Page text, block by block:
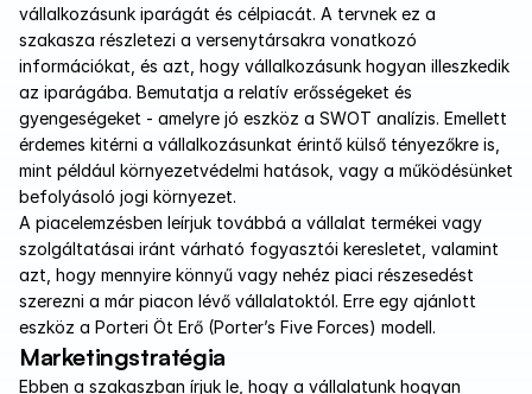
vállalkozásunk iparágát és célpiacát. A tervnek ez a
szakasza részletezi a versenytársakra vonatkozó
információkat, és azt, hogy vállalkozásunk hogyan illeszkedik
az iparágába. Bemutatja a relatív erősségeket és
gyengeségeket - amelyre jó eszköz a SWOT analízis. Emellett
érdemes kitérni a vállalkozásunkat érintő külső tényezőkre is,
mint például környezetvédelmi hatások, vagy a működésünket
befolyásoló jogi környezet.
A piacelemzésben leírjuk továbbá a vállalat termékei vagy
szolgáltatásai iránt várható fogyasztói keresletet, valamint
azt, hogy mennyire könnyű vagy nehéz piaci részesedést
szerezni a már piacon lévő vállalatoktól. Erre egy ajánlott
eszköz a Porteri Öt Erő (Porter’s Five Forces) modell.
Marketingstratégia
Ebben a szakaszban írjuk le, hogy a vállalatunk hogyan